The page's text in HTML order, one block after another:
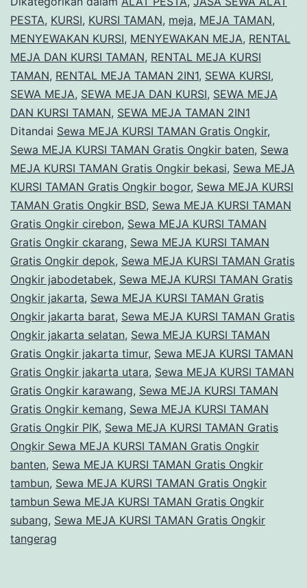
PESTA, KURSI, KURSI TAMAN, meja, MEJA TAMAN,
MENYEWAKAN KURSI, MENYEWAKAN MEJA, RENTAL
MEJA DAN KURSI TAMAN, RENTAL MEJA KURSI
TAMAN, RENTAL MEJA TAMAN 2IN1, SEWA KURSI,
SEWA MEJA, SEWA MEJA DAN KURSI, SEWA MEJA
DAN KURSI TAMAN, SEWA MEJA TAMAN 2IN1
Ditandai Sewa MEJA KURSI TAMAN Gratis Ongkir,
Sewa MEJA KURSI TAMAN Gratis Ongkir baten, Sewa
MEJA KURSI TAMAN Gratis Ongkir bekasi, Sewa MEJA
KURSI TAMAN Gratis Ongkir bogor, Sewa MEJA KURSI
TAMAN Gratis Ongkir BSD, Sewa MEJA KURSI TAMAN
Gratis Ongkir cirebon, Sewa MEJA KURSI TAMAN
Gratis Ongkir ckarang, Sewa MEJA KURSI TAMAN
Gratis Ongkir depok, Sewa MEJA KURSI TAMAN Gratis
Ongkir jabodetabek, Sewa MEJA KURSI TAMAN Gratis
Ongkir jakarta, Sewa MEJA KURSI TAMAN Gratis
Ongkir jakarta barat, Sewa MEJA KURSI TAMAN Gratis
Ongkir jakarta selatan, Sewa MEJA KURSI TAMAN
Gratis Ongkir jakarta timur, Sewa MEJA KURSI TAMAN
Gratis Ongkir jakarta utara, Sewa MEJA KURSI TAMAN
Gratis Ongkir karawang, Sewa MEJA KURSI TAMAN
Gratis Ongkir kemang, Sewa MEJA KURSI TAMAN
Gratis Ongkir PIK, Sewa MEJA KURSI TAMAN Gratis
Ongkir Sewa MEJA KURSI TAMAN Gratis Ongkir
banten, Sewa MEJA KURSI TAMAN Gratis Ongkir
tambun, Sewa MEJA KURSI TAMAN Gratis Ongkir
tambun Sewa MEJA KURSI TAMAN Gratis Ongkir
subang, Sewa MEJA KURSI TAMAN Gratis Ongkir
tangerag